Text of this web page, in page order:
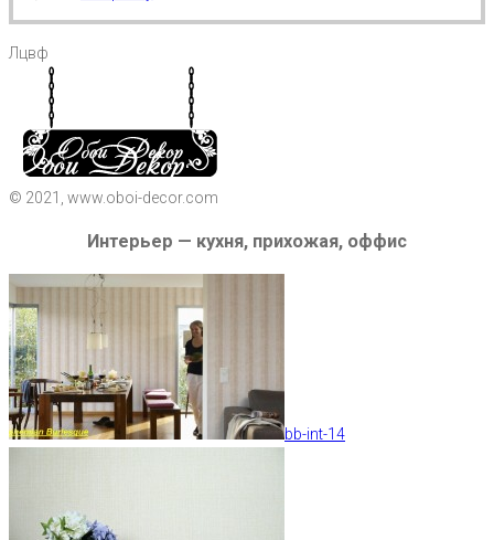
Лцвф
© 2021, www.oboi-decor.com
Интерьер — кухня, прихожая, оффис
bb-int-14